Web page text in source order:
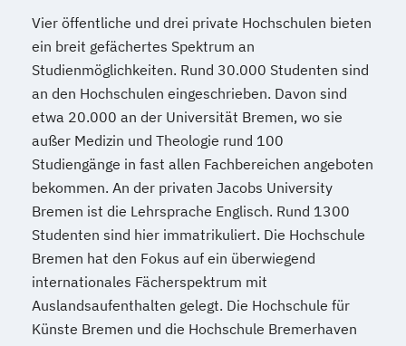
Vier öffentliche und drei private Hochschulen bieten
ein breit gefächertes Spektrum an
Studienmöglichkeiten. Rund 30.000 Studenten sind
an den Hochschulen eingeschrieben. Davon sind
etwa 20.000 an der Universität Bremen, wo sie
außer Medizin und Theologie rund 100
Studiengänge in fast allen Fachbereichen angeboten
bekommen. An der privaten Jacobs University
Bremen ist die Lehrsprache Englisch. Rund 1300
Studenten sind hier immatrikuliert. Die Hochschule
Bremen hat den Fokus auf ein überwiegend
internationales Fächerspektrum mit
Auslandsaufenthalten gelegt. Die Hochschule für
Künste Bremen und die Hochschule Bremerhaven